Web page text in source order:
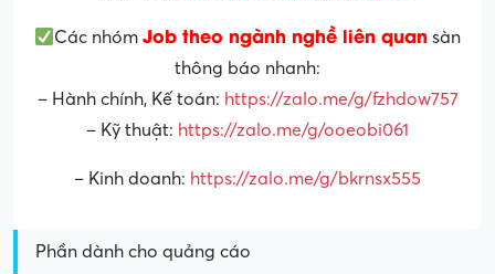
Các nhómJob theo ngành nghề liên quan sàn
thông báo nhanh:
– Hành chính, Kế toán: https://zalo.me/g/fzhdow757
– Kỹ thuật: https://zalo.me/g/ooeobi061
– Kinh doanh: https://zalo.me/g/bkrnsx555
Phần dành cho quảng cáo